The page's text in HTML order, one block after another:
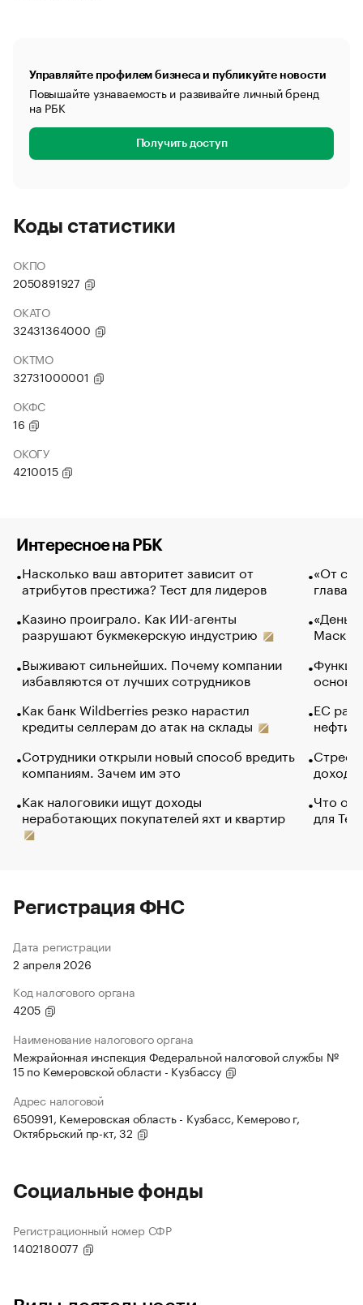
Управляйте профилем бизнеса и публикуйте новости
Повышайте узнаваемость и развивайте личный бренд
на РБК
Получить доступ
Коды статистики
ОКПО
2050891927
ОКАТО
32431364000
ОКТМО
32731000001
ОКФС
16
ОКОГУ
4210015
Интересное на РБК
Насколько ваш авторитет зависит от
атрибутов престижа? Тест для лидеров
Казино проиграло. Как ИИ-агенты
разрушают букмекерскую индустрию
Выживают сильнейших. Почему компании
избавляются от лучших сотрудников
Как банк Wildberries резко нарастил
кредиты селлерам до атак на склады
Сотрудники открыли новый способ вредить
компаниям. Зачем им это
Как налоговики ищут доходы
неработающих покупателей яхт и квартир
«От
глава
Маск в
основ
ЕС
нефти
Что
для
Регистрация ФНС
Дата регистрации
2 апреля 2026
Код налогового органа
4205
Наименование налогового органа
Межрайонная инспекция Федеральной налоговой службы №
15 по Кемеровской области - Кузбассу
Адрес налоговой
650991, Кемеровская область - Кузбасс, Кемерово г,
Октябрьский пр-кт, 32
Социальные фонды
Регистрационный номер СФР
1402180077